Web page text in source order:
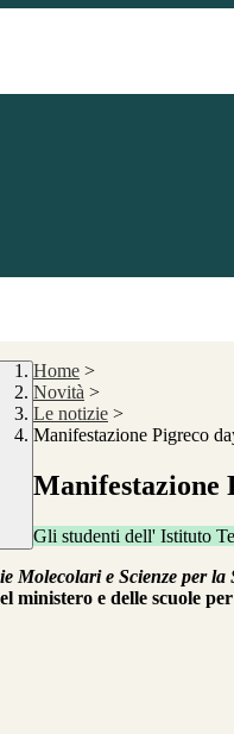
Home >
Novità >
Le notizie >
Manifestazione Pigreco
Manifestazione
Gli studenti dell' Istituto
Molecolari e Scienze per
e delle scuole